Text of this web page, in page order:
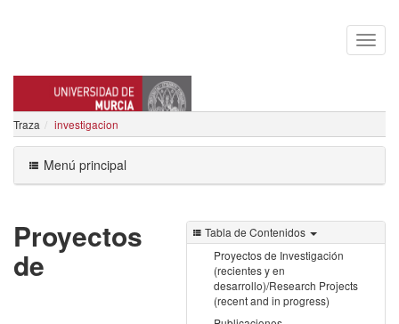
RAMON GARCIA MARIN
Traza investigacion
Menú principal
Tabla de Contenidos
Proyectos de Investigación
(recientes y en
desarrollo)/Research Projects
(recent and in progress)
Proyectos
de